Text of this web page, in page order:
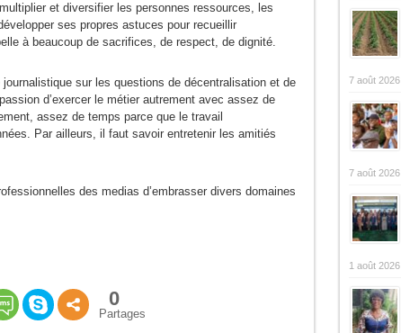
et diversifier les personnes ressources, les
ses propres astuces pour recueillir
à beaucoup de sacrifices, de respect, de dignité.
sur les questions de décentralisation et de
d’exercer le métier autrement avec assez de
assez de temps parce que le travail
Par ailleurs, il faut savoir entretenir les amitiés
des medias d’embrasser divers domaines
0
Partages
7 août 2026
7 août 2026
1 août 2026